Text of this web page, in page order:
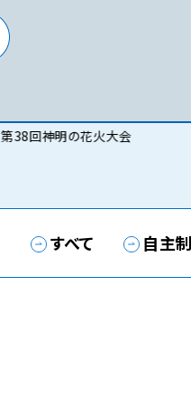
第38回神明の花火大会
すべて 自主